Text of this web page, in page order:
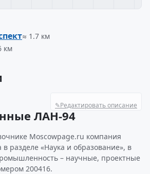
≈ 1.7 км
км
✎Редактировать описание
ЛАН-94
Moscowpage.ru компания
разделе «Наука и образование», в
– научные, проектные
200416.